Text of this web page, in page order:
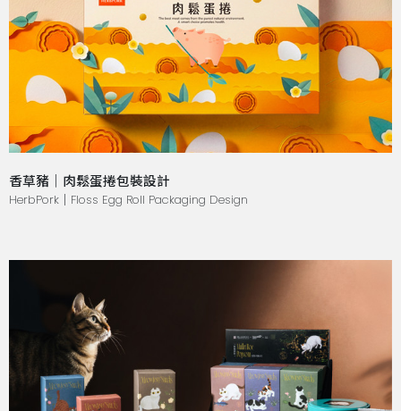
香草豬｜肉鬆蛋捲包裝設計
HerbPork｜Floss Egg Roll Packaging Design